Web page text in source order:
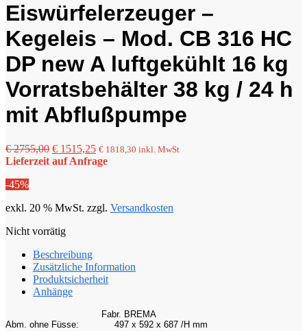
Eiswürfelerzeuger –
Kegeleis – Mod. CB 316 HC
DP new A luftgekühlt 16 kg
Vorratsbehälter 38 kg / 24 h
mit Abflußpumpe
€2755,00 Ursprünglicher
Preis
€ 1515,25Aktueller
Preis
€ 1818,30 inkl. MwSt
Lieferzeit auf Anfrage
-45%
exkl. 20 % MwSt. zzgl. Versandkosten
Nicht vorrätig
Beschreibung
Zusätzliche Information
Produktsicherheit
Anhänge
Fabr. BREMA
Abm. ohne Füsse:
497 x 592 x 687 /H mm